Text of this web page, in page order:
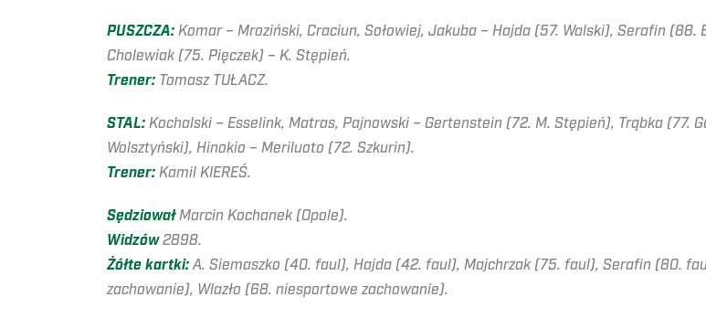
PUSZCZA: Komar – Mroziński, Craciun, Sołowiej, Jakuba – Hajda (57. Walski), Serafin
Cholewiak (75. Pięczek) – K. Stępień.
Trener: Tomasz TUŁACZ.
STAL: Kochalski – Esselink, Matras, Pajnowski – Gertenstein (72. M. Stępień), Trąbka (77.
Wolsztyński), Hinokio – Meriluoto (72. Szkurin).
Trener: Kamil KIEREŚ.
SędziowałMarcin Kochanek (Opole).
Widzów2898.
Żółte kartki: A. Siemaszko (40. faul), Hajda (42. faul), Majchrzak (75. faul), Serafin (80.
zachowanie), Wlazło (68. niesportowe zachowanie).